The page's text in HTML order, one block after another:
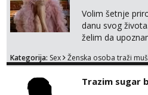
Volim šetnje
danu svog
želim da
na link ispod i
Kategorija: Sex Ženska osoba traži
Trazim sugar